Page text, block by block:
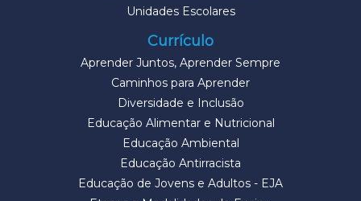
Unidades Escolares
Currículo
Aprender Juntos, Aprender Sempre
Caminhos para Aprender
Diversidade e Inclusão
Educação Alimentar e Nutricional
Educação Ambiental
Educação Antirracista
Educação de Jovens e Adultos - EJA